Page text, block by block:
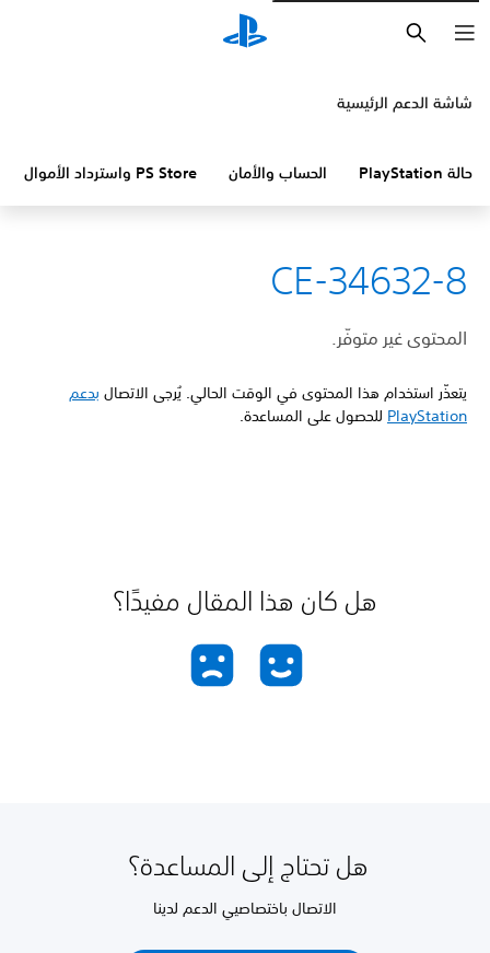
شاشة الدعم الرئيسية
حالة PlayStation الحساب والأمان PS Store واسترداد الأموال
CE-34632-8
المحتوى غير متوفّر.
يتعذّر استخدام هذا المحتوى في الوقت الحالي. يُرجى الاتصال بدعم
PlayStation للحصول على المساعدة.
هل كان هذا المقال مفيدًا؟
هل تحتاج إلى المساعدة؟
الاتصال باختصاصيي الدعم لدينا